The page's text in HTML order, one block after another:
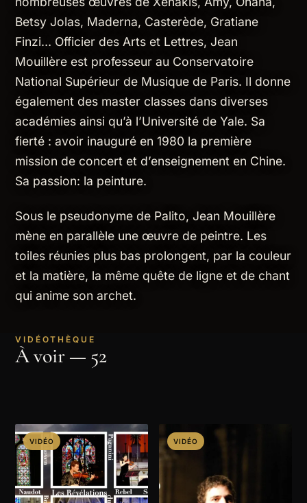
Betsy Jolas, Maderna, Casterède, Gratiane
Finzi… Officier des Arts et Lettres, Jean
Mouillère est professeur au Conservatoire
National Supérieur de Musique de Paris. Il donne
également des master classes dans diverses
académies ainsi qu’à l’Université de Yale. Sa
fierté : avoir inauguré en 1980 la première
mission de concert et d’enseignement en Chine.
Sa passion: la peinture.
Sous le pseudonyme de Palito, Jean Mouillère
mène en parallèle une œuvre de peintre. Les
toiles réunies plus bas prolongent, par la couleur
et la matière, la même quête de ligne et de chant
qui anime son archet.
VIDÉOTHÈQUE
À voir — 52
VIDÉO VIDÉO